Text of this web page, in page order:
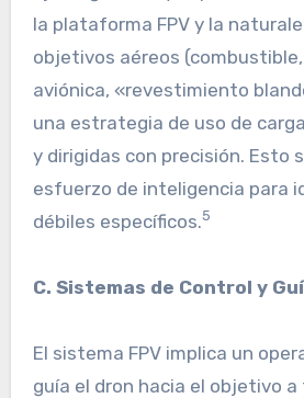
la plataforma FPV y la
objetivos aéreos
aviónica, «revestimiento
una estrategia de uso de
y dirigidas con precisión. Esto
esfuerzo de inteligencia para
débiles específicos.5
C. Sistemas de Control y
El sistema FPV implica un
guía el dron hacia el objetivo